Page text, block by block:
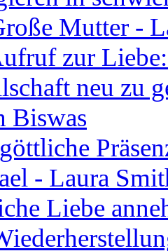
Mutter -
zur
neu zu
Biswas
- Laura
Liebe